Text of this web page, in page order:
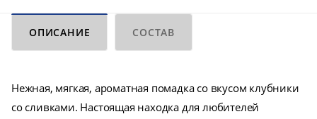
ОПИСАНИЕ СОСТАВ
Нежная, мягкая, ароматная помадка со вкусом клубники
со сливками. Настоящая находка для любителей